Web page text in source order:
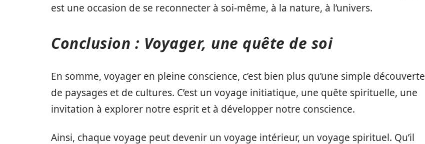
est une occasion de se reconnecter à soi-même, à la nature, à l’univers.
Conclusion : Voyager, une quête de soi
En somme, voyager en pleine conscience, c’est bien plus qu’une simple découverte
de paysages et de cultures. C’est un voyage initiatique, une quête spirituelle, une
invitation à explorer notre esprit et à développer notre conscience.
Ainsi, chaque voyage peut devenir un voyage intérieur, un voyage spirituel. Qu’il